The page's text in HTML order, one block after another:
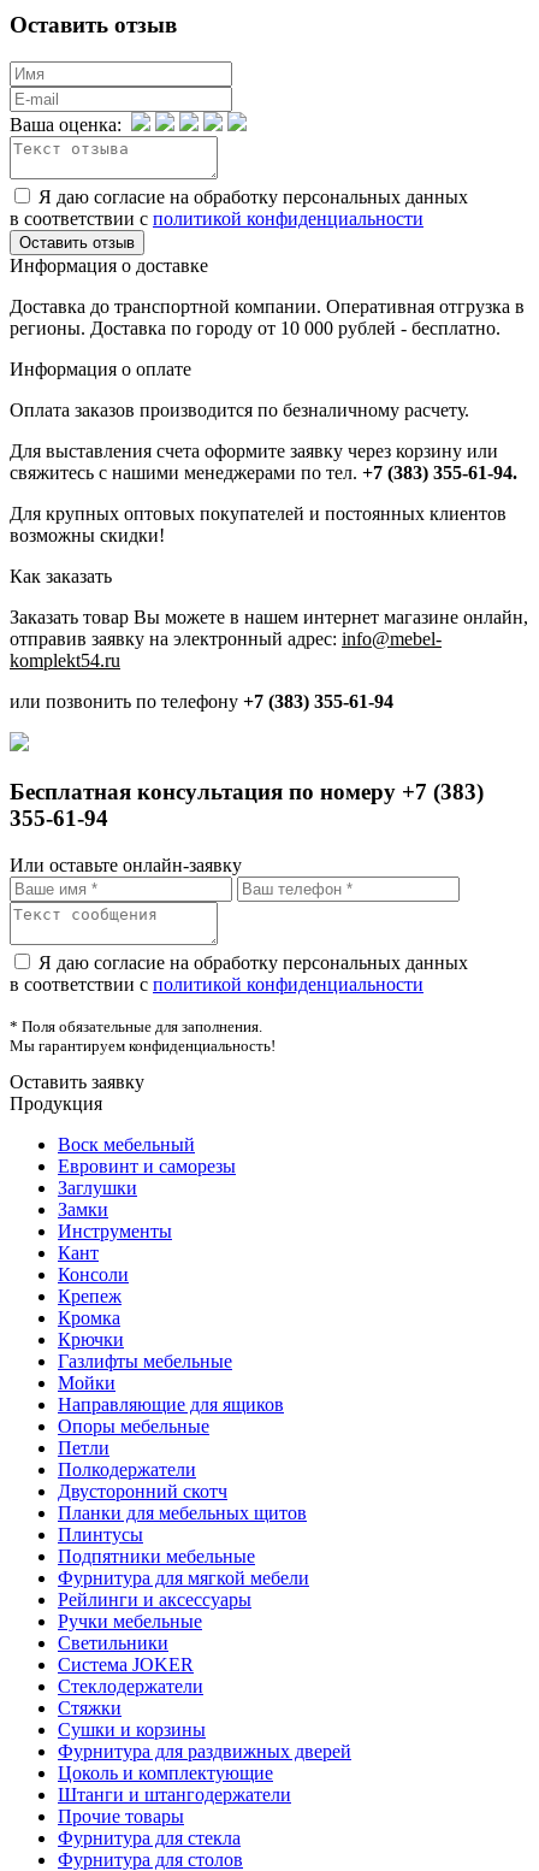
Оставить отзыв
Ваша оценка:
Я даю согласие на обработку персональных данных
в соответствии с политикой конфиденциальности
Информация о доставке
Доставка до транспортной компании. Оперативная отгрузка в
регионы. Доставка по городу от 10 000 рублей - бесплатно.
Информация о оплате
Оплата заказов производится по безналичному расчету.
Для выставления счета оформите заявку через корзину или
свяжитесь с нашими менеджерами по тел. +7 (383) 355-61-94.
Для крупных оптовых покупателей и постоянных клиентов
возможны скидки!
Как заказать
Заказать товар Вы можете в нашем интернет магазине онлайн,
отправив заявку на электронный адрес: info@mebel-
komplekt54.ru
или позвонить по телефону +7 (383) 355-61-94
Бесплатная консультация по номеру +7 (383)
355-61-94
Или оставьте онлайн-заявку
Я даю согласие на обработку персональных данных
в соответствии с политикой конфиденциальности
* Поля обязательные для заполнения.
Мы гарантируем конфиденциальность!
Оставить заявку
Продукция
Воск мебельный
Евровинт и саморезы
Заглушки
Замки
Инструменты
Кант
Консоли
Крепеж
Кромка
Крючки
Газлифты мебельные
Мойки
Направляющие для ящиков
Опоры мебельные
Петли
Полкодержатели
Двусторонний скотч
Планки для мебельных щитов
Плинтусы
Подпятники мебельные
Фурнитура для мягкой мебели
Рейлинги и аксессуары
Ручки мебельные
Светильники
Система JOKER
Стеклодержатели
Стяжки
Сушки и корзины
Фурнитура для раздвижных дверей
Цоколь и комплектующие
Штанги и штангодержатели
Прочие товары
Фурнитура для стекла
Фурнитура для столов